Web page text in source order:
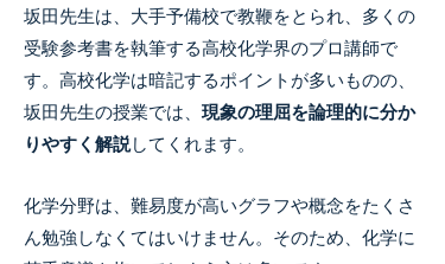
坂田先生は、大手予備校で教鞭をとられ、多くの
受験参考書を執筆する高校化学界のプロ講師で
す。 高校化学は暗記するポイントが多いものの、
坂田先生の授業では、 現象の理屈を論理的に分か
りやすく解説してくれます。
化学分野は、難易度が高いグラフや概念をたくさ
ん勉強しなくてはいけません。そのため、化学に